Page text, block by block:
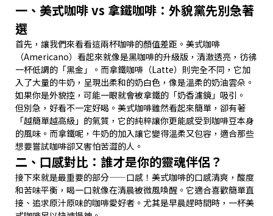
一、美式咖啡 vs 拿鐵咖啡：外貌黨先別急著
選
首先，讓我們來看看這兩杯咖啡的顏值差距。美式咖啡
（Americano）看起來就像是黑咖啡的升級版，清澈透亮，彷彿
一杯低調的「黑金」。而拿鐵咖啡（Latte）則完全不同，它加
入了大量的牛奶，呈現出柔和的奶白色，像是溫柔的奶油雲朵。
如果你是外貌控，可能一眼就會被拿鐵的「奶香濾鏡」吸引。
但別急，好看不一定好喝。美式咖啡雖然看起來簡單，卻有著
「越簡單越高級」的氣質，它的純粹讓你更能感受到咖啡豆本身
的風味。而拿鐵呢，牛奶的加入讓它變得溫柔又包容，適合那些
想要嘗試咖啡卻又害怕苦澀的人。
二、口感對比：誰才是你的靈魂伴侶？
接下來就是最重要的部分——口感！美式咖啡的口感清爽，酸度
和苦味平衡，喝一口就像在清晨被微風喚醒。它適合喜歡簡單直
接、追求原汁原味的咖啡愛好者。尤其是早晨趕時間時，一杯美